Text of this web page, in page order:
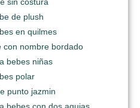
de plush
en quilmes
con nombre bordado
bebes niñas
polar
punto jazmin
bebes con dos agujas